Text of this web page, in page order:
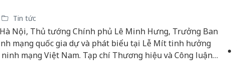
Tin tức
Nội, Thủ tướng Chính phủ Lê Minh Hưng, Trưởng Ban
mạng quốc gia dự và phát biểu tại Lễ Mít tinh hưởng
mạng Việt Nam. Tạp chí Thương hiệu và Công luận